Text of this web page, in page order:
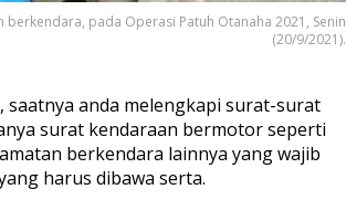
pada Operasi Patuh Otanaha 2021, Senin
(20/9/2021).
anda melengkapi surat-surat
surat kendaraan bermotor seperti
berkendara lainnya yang wajib
harus dibawa serta.